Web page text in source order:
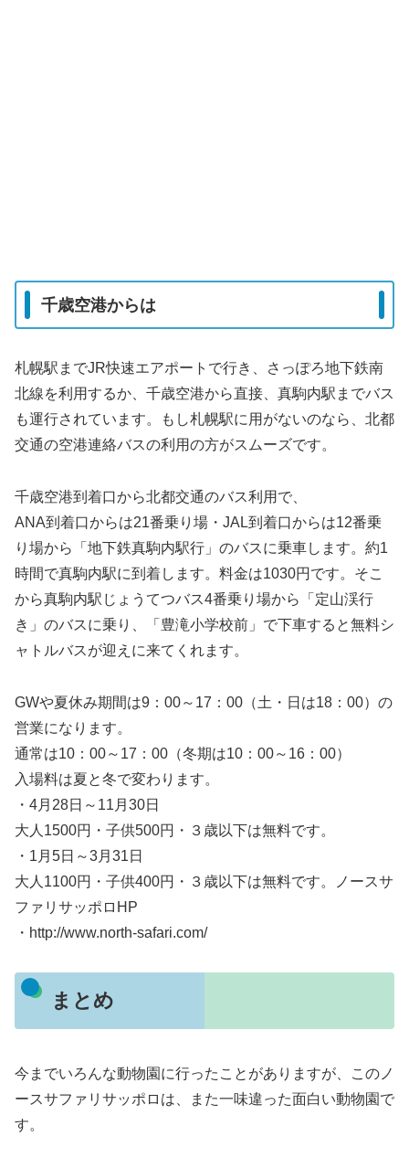
千歳空港からは
札幌駅までJR快速エアポートで行き、さっぽろ地下鉄南
北線を利用するか、千歳空港から直接、真駒内駅までバス
も運行されています。もし札幌駅に用がないのなら、北都
交通の空港連絡バスの利用の方がスムーズです。
千歳空港到着口から北都交通のバス利用で、
ANA到着口からは21番乗り場・JAL到着口からは12番乗
り場から「地下鉄真駒内駅行」のバスに乗車します。約1
時間で真駒内駅に到着します。料金は1030円です。そこ
から真駒内駅じょうてつバス4番乗り場から「定山渓行
き」のバスに乗り、「豊滝小学校前」で下車すると無料シ
ャトルバスが迎えに来てくれます。
GWや夏休み期間は9：00～17：00（土・日は18：00）の
営業になります。
通常は10：00～17：00（冬期は10：00～16：00）
入場料は夏と冬で変わります。
・4月28日～11月30日
大人1500円・子供500円・３歳以下は無料です。
・1月5日～3月31日
大人1100円・子供400円・３歳以下は無料です。ノースサ
ファリサッポロHP
・http://www.north-safari.com/
まとめ
今までいろんな動物園に行ったことがありますが、このノ
ースサファリサッポロは、また一味違った面白い動物園で
す。